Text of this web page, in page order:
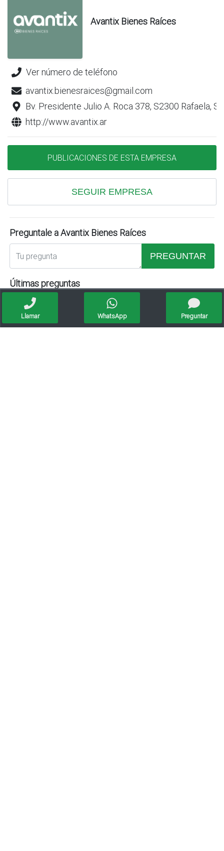
Avantix Bienes Raíces
Ver número de teléfono
avantix.bienesraices@gmail.com
Bv. Presidente Julio A. Roca 378, S2300 Rafaela,
http://www.avantix.ar
PUBLICACIONES DE ESTA EMPRESA
SEGUIR EMPRESA
Preguntale a Avantix Bienes Raíces
PREGUNTAR
Últimas preguntas
Todavía nadie ha hecho una pregunta...
Llamar WhatsApp Preguntar